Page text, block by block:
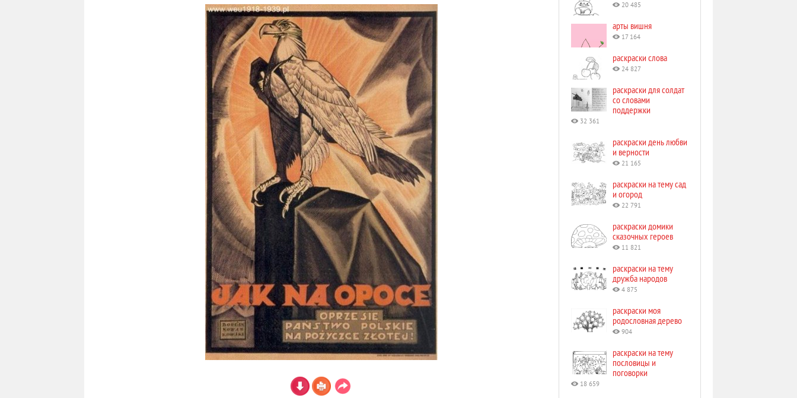
20 485
арты вишня
17 164
раскраски слова
24 827
раскраски для солдат
со словами
поддержки
32 361
раскраски день любви
и верности
21 165
раскраски на тему сад
и огород
22 791
раскраски домики
сказочных героев
11 821
раскраски на тему
дружба народов
4 875
раскраски моя
родословная дерево
904
раскраски на тему
пословицы и
поговорки
18 659